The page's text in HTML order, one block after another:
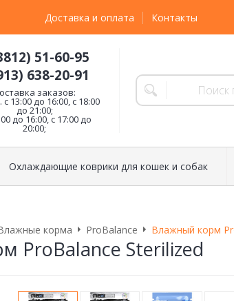
Доставка и оплата Контакты
51-60-95
638-20-91
заказов:
с 13:00 до 16:00, с 18:00
до 21:00;
до 16:00, с 17:00 до
20:00;
Охлаждающие коврики для кошек и собак
корма ProBalance Влажный корм
ProBalance Sterilized